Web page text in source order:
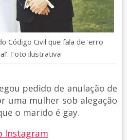
Código Civil que fala de 'erro
Foto ilustrativa
pedido de anulação de
uma mulher sob alegação
o marido é gay.
Instagram